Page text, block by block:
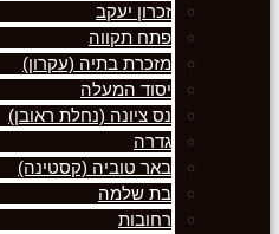
זכרון יעקב
פתח תקווה
מזכרת בתיה (עקרון)
יסוד המעלה
נס ציונה (נחלת ראובן)
גדרה
באר טוביה (קסטינה)
בת שלמה
רחובות